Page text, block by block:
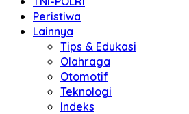
Peristiwa
Lainnya
Tips & Edukasi
Olahraga
Otomotif
Teknologi
Indeks